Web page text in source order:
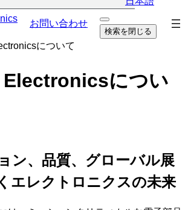
お問い合わせ
検
索
検索を閉じる
ナ
キ
ッ
プ
について
につい
ン、品質、グローバル展
エレクトロニクスの未来